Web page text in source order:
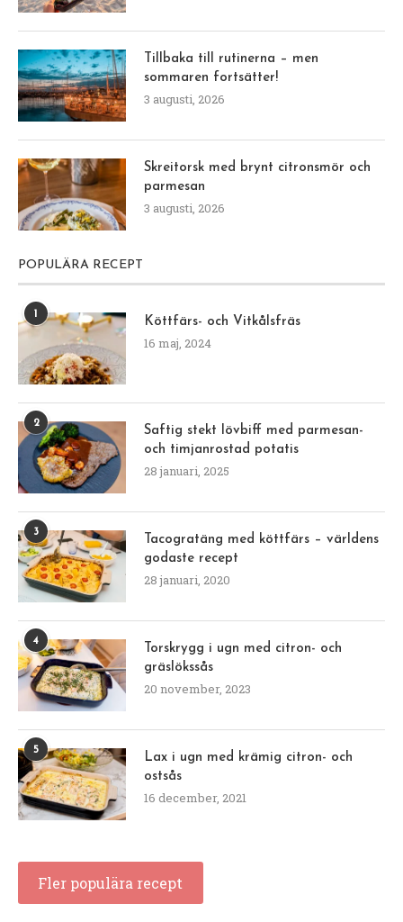
Tillbaka till rutinerna – men
sommaren fortsätter!
3 augusti, 2026
Skreitorsk med brynt citronsmör och
parmesan
3 augusti, 2026
POPULÄRA RECEPT
1
Köttfärs- och Vitkålsfräs
16 maj, 2024
2
Saftig stekt lövbiff med parmesan-
och timjanrostad potatis
28 januari, 2025
3
Tacogratäng med köttfärs – världens
godaste recept
28 januari, 2020
4
Torskrygg i ugn med citron- och
gräslökssås
20 november, 2023
5
Lax i ugn med krämig citron- och
ostsås
16 december, 2021
Fler populära recept